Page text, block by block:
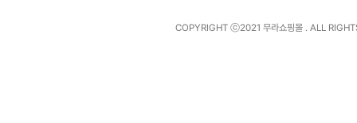
COPYRIGHT ⓒ2021 무라쇼핑몰 . ALL